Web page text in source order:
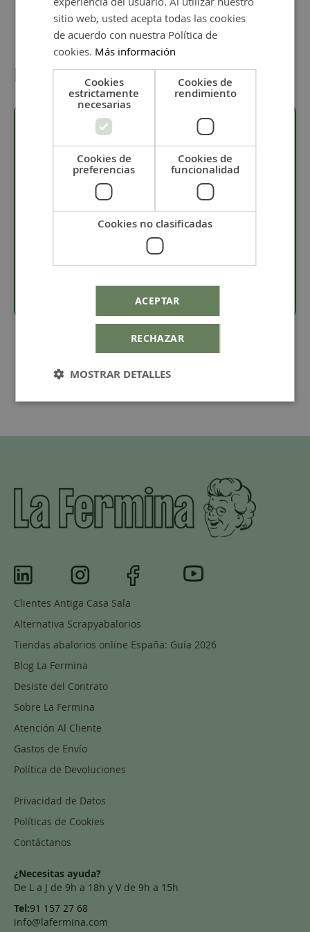
Detalles
Descripción
· Material: madera.
· El colgante mide 44 x 40 mm.
· La pieza tiene un taladro de 3 mm de interior.
· Madera natural con posibles cambios de tono.
Clientes Antiga Casa Sala
Alternativa Scrapyabalorios
Tiendas abalorios online España: Guía 2026
Blog La Fermina
Desiste del Contrato
Sobre La Fermina
Atención Al Cliente
Gastos de Envío
Política de Devoluciones
Privacidad de Datos
Políticas de Cookies
Contáctanos
¿Necesitas ayuda?
De L a J de 9h a 18h y V de 9h a 15h
Tel:91 157 27 68
info@lafermina.com
sitio web, usted acepta todas las cookies
de acuerdo con nuestra Política de
cookies. Más información
Cookies
estrictamente
necesarias
Cookies de
rendimiento
Cookies de
preferencias
Cookies de
funcionalidad
Cookies no clasificadas
ACEPTAR
RECHAZAR
MOSTRAR DETALLES